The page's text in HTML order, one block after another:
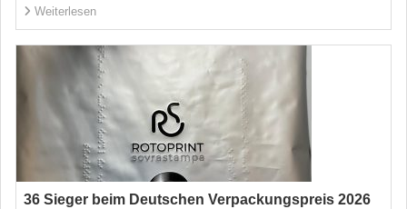
Weiterlesen
36 Sieger beim Deutschen Verpackungspreis 2026